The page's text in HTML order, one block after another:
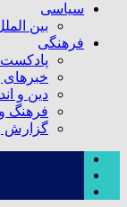
سیاسی
بین
فرهنگی
پادکست
خبرهای
دین و
فرهنگ و
گزارش